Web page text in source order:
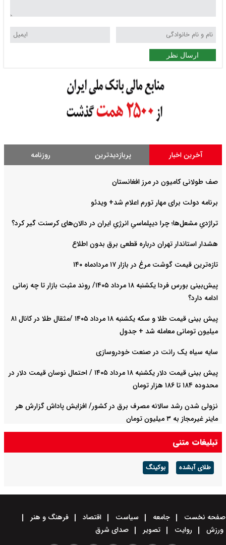
ارسال نظر
آخرین اخبار پربازدیدترین روزنامه
صف طولانی کامیون در مرز افغانستان
برنامه دولت برای مهار تورم اعلام شد+ ویدئو
تراژدیِ مشعل‌ها؛ چرا دیپلماسیِ انرژیِ ایران در دالان‌های کرسنت گیر کرد؟
هشدار استاندار تهران درباره قطعی برق بدون اطلاع
تازه‌ترین قیمت گوشت مرغ در بازار ۱۷ مردادماه ۱۴۰
پیش‌بینی بورس فردا یکشنبه ۱۸ مرداد ۱۴۰۵/ روند مثبت بازار تا چه زمانی
ادامه دارد؟
پیش‌ بینی قیمت طلا و سکه یکشنبه ۱۸ مرداد ۱۴۰۵ /مثقال طلا در کانال ۸۱
میلیون تومانی معامله شد + جدول
سایه سیاه یک رانت در صنعت خودروسازی
پیش ‌بینی قیمت دلار یکشنبه ۱۸ مرداد ۱۴۰۵ / احتمال نوسان قیمت دلار در
محدوده ۱۸۴ تا ۱۸۶ هزار تومان
نزولی شدن رشد سالانه مصرف برق در کشور/ افزایش پاداش گزارش هر
ماینر غیرمجاز به ۳ میلیون تومان
تبلیغات متنی
طلای آبشده بوکینگ
صفحه نخست جامعه سیاست اقتصاد
فرهنگ و هنر
ورزش
روایت تصویر صدای شرق